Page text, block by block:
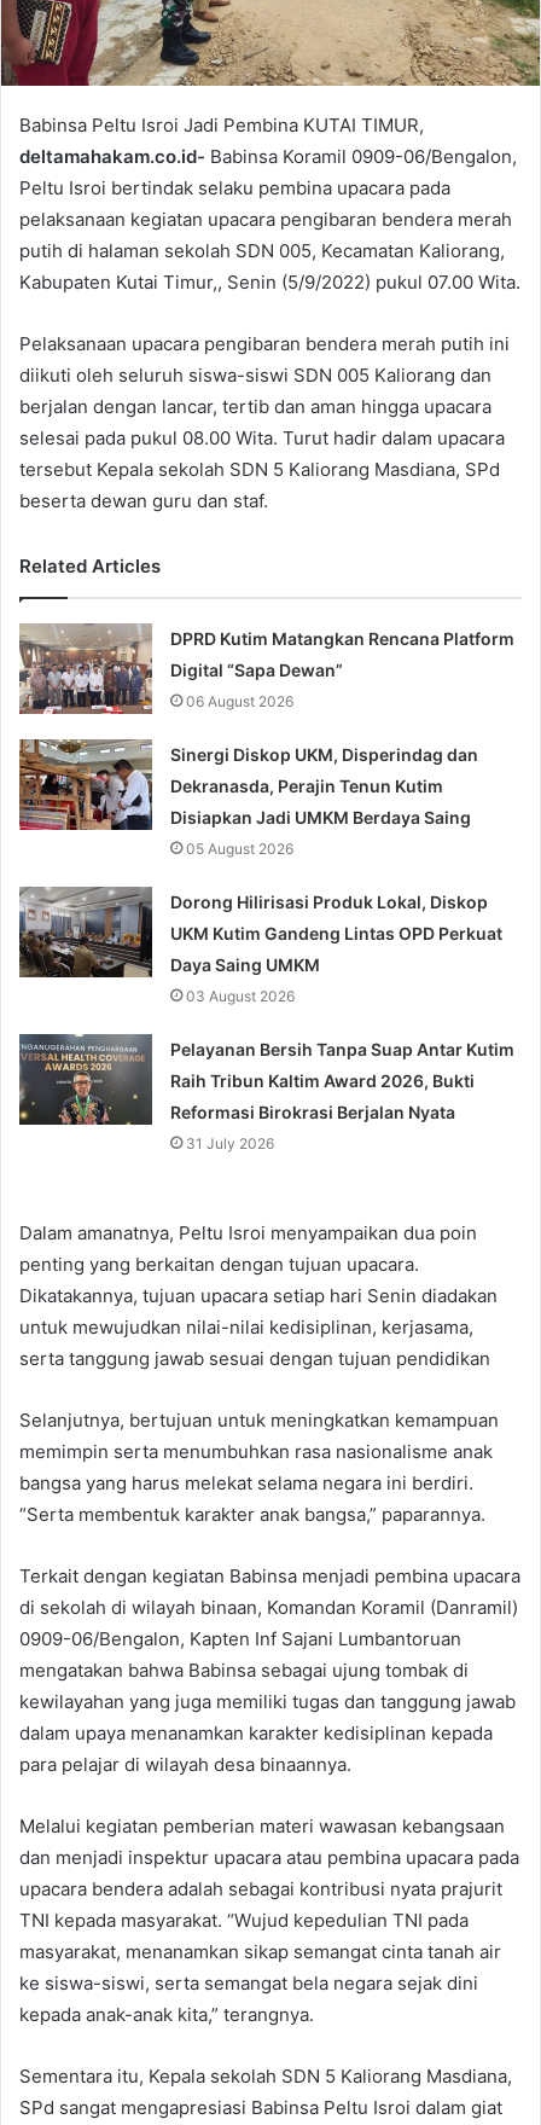
Babinsa Peltu Isroi Jadi Pembina KUTAI TIMUR,
deltamahakam.co.id- Babinsa Koramil 0909-06/Bengalon,
Peltu Isroi bertindak selaku pembina upacara pada
pelaksanaan kegiatan upacara pengibaran bendera merah
putih di halaman sekolah SDN 005, Kecamatan Kaliorang,
Kabupaten Kutai Timur,, Senin (5/9/2022) pukul 07.00 Wita.
Pelaksanaan upacara pengibaran bendera merah putih ini
diikuti oleh seluruh siswa-siswi SDN 005 Kaliorang dan
berjalan dengan lancar, tertib dan aman hingga upacara
selesai pada pukul 08.00 Wita. Turut hadir dalam upacara
tersebut Kepala sekolah SDN 5 Kaliorang Masdiana, SPd
beserta dewan guru dan staf.
Related Articles
DPRD Kutim Matangkan Rencana Platform
Digital “Sapa Dewan”
06 August 2026
Sinergi Diskop UKM, Disperindag dan
Dekranasda, Perajin Tenun Kutim
Disiapkan Jadi UMKM Berdaya Saing
05 August 2026
Dorong Hilirisasi Produk Lokal, Diskop
UKM Kutim Gandeng Lintas OPD Perkuat
Daya Saing UMKM
03 August 2026
Pelayanan Bersih Tanpa Suap Antar Kutim
Raih Tribun Kaltim Award 2026, Bukti
Reformasi Birokrasi Berjalan Nyata
31 July 2026
Dalam amanatnya, Peltu Isroi menyampaikan dua poin
penting yang berkaitan dengan tujuan upacara.
Dikatakannya, tujuan upacara setiap hari Senin diadakan
untuk mewujudkan nilai-nilai kedisiplinan, kerjasama,
serta tanggung jawab sesuai dengan tujuan pendidikan
Selanjutnya, bertujuan untuk meningkatkan kemampuan
memimpin serta menumbuhkan rasa nasionalisme anak
bangsa yang harus melekat selama negara ini berdiri.
“Serta membentuk karakter anak bangsa,” paparannya.
Terkait dengan kegiatan Babinsa menjadi pembina upacara
di sekolah di wilayah binaan, Komandan Koramil (Danramil)
0909-06/Bengalon, Kapten Inf Sajani Lumbantoruan
mengatakan bahwa Babinsa sebagai ujung tombak di
kewilayahan yang juga memiliki tugas dan tanggung jawab
dalam upaya menanamkan karakter kedisiplinan kepada
para pelajar di wilayah desa binaannya.
Melalui kegiatan pemberian materi wawasan kebangsaan
dan menjadi inspektur upacara atau pembina upacara pada
upacara bendera adalah sebagai kontribusi nyata prajurit
TNI kepada masyarakat. “Wujud kepedulian TNI pada
masyarakat, menanamkan sikap semangat cinta tanah air
ke siswa-siswi, serta semangat bela negara sejak dini
kepada anak-anak kita,” terangnya.
Sementara itu, Kepala sekolah SDN 5 Kaliorang Masdiana,
SPd sangat mengapresiasi Babinsa Peltu Isroi dalam giat